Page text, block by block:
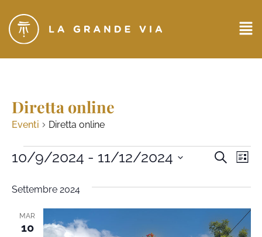
Diretta online
Eventi Diretta online
Eventi
viste
CERCA
10/9/2024 - 11/12/2024
data.
Settembre 2024
MAR
10